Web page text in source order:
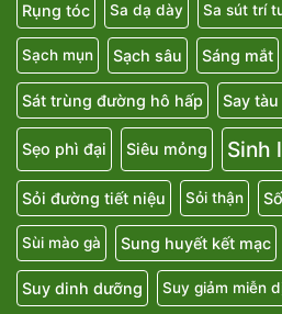
Rụng tóc Sa dạ dày Sa sút trí
Sạch mụn Sạch sâu Sáng mắt
Sát trùng đường hô hấp Say tàu
Sẹo phì đại Siêu mỏng Sinh
Sỏi đường tiết niệu Sỏi thận
Sùi mào gà Sung huyết kết mạc